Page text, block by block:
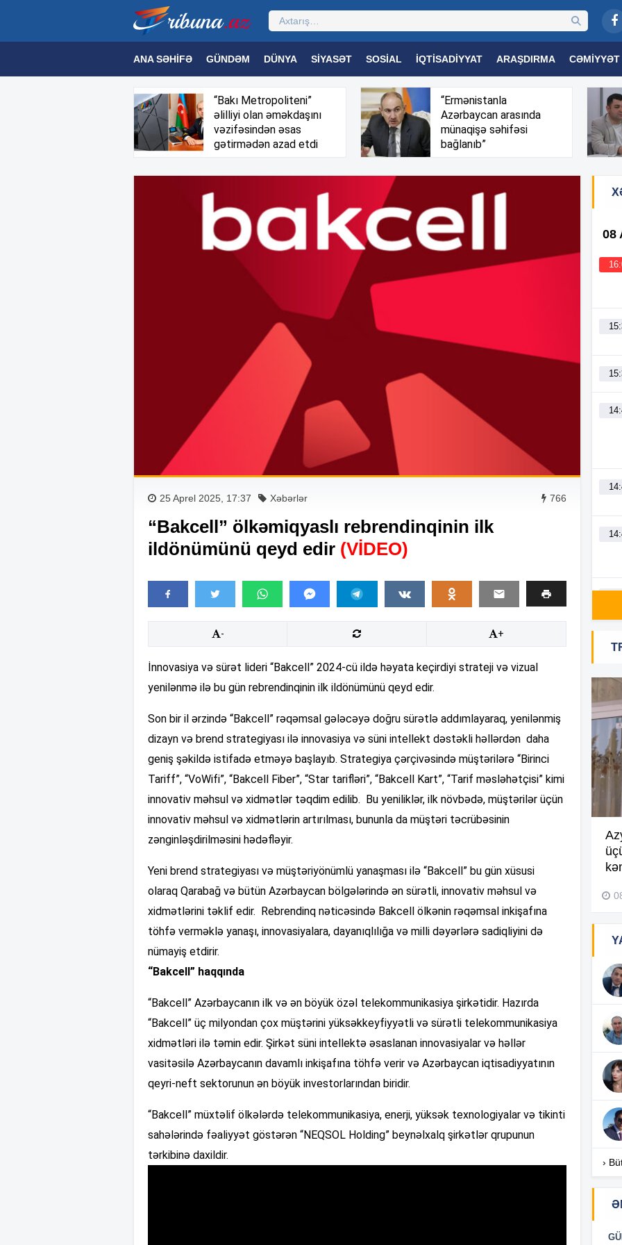
ANA SƏHIFƏ GÜNDƏM DÜNYA SIYASƏT SOSIAL İQTISADIYYAT ARAŞDIRMA CƏMIYYƏT
MƏDƏNIYYƏT MAQAZIN TEXNOLOGIYA TƏHSIL SAĞLAMLIQ MARAQLI
“Bakı Metropoliteni”
əlilliyi olan əməkdaşını
vəzifəsindən əsas
gətirmədən azad etdi
“Ermənistanla
Azərbaycan arasında
münaqişə səhifəsi
bağlanıb”
25 Aprel 2025, 17:37 Xəbərlər 766
“Bakcell” ölkəmiqyaslı rebrendinqinin ilk
ildönümünü qeyd edir (VİDEO)
- +
İnnovasiya və sürət lideri “Bakcell” 2024-cü ildə həyata keçirdiyi strateji və vizual
yenilənmə ilə bu gün rebrendinqinin ilk ildönümünü qeyd edir.
Son bir il ərzində “Bakcell” rəqəmsal gələcəyə doğru sürətlə addımlayaraq, yenilənmiş
dizayn və brend strategiyası ilə innovasiya və süni intellekt dəstəkli həllərdən daha
geniş şəkildə istifadə etməyə başlayıb. Strategiya çərçivəsində müştərilərə “Birinci
Tariff”, “VoWifi”, “Bakcell Fiber”, “Star tarifləri”, “Bakcell Kart”, “Tarif məsləhətçisi” kimi
innovativ məhsul və xidmətlər təqdim edilib. Bu yeniliklər, ilk növbədə, müştərilər üçün
innovativ məhsul və xidmətlərin artırılması, bununla da müştəri təcrübəsinin
zənginləşdirilməsini hədəfləyir.
Yeni brend strategiyası və müştəriyönümlü yanaşması ilə “Bakcell” bu gün xüsusi
olaraq Qarabağ və bütün Azərbaycan bölgələrində ən sürətli, innovativ məhsul və
xidmətlərini təklif edir. Rebrendinq nəticəsində Bakcell ölkənin rəqəmsal inkişafına
töhfə verməklə yanaşı, innovasiyalara, dayanıqlılığa və milli dəyərlərə sadiqliyini də
nümayiş etdirir.
“Bakcell” haqqında
“Bakcell” Azərbaycanın ilk və ən böyük özəl telekommunikasiya şirkətidir. Hazırda
“Bakcell” üç milyondan çox müştərini yüksəkkeyfiyyətli və sürətli telekommunikasiya
xidmətləri ilə təmin edir. Şirkət süni intellektə əsaslanan innovasiyalar və həllər
vasitəsilə Azərbaycanın davamlı inkişafına töhfə verir və Azərbaycan iqtisadiyyatının
qeyri-neft sektorunun ən böyük investorlarından biridir.
“Bakcell” müxtəlif ölkələrdə telekommunikasiya, enerji, yüksək texnologiyalar və tikinti
sahələrində fəaliyyət göstərən “NEQSOL Holding” beynəlxalq şirkətlər qrupunun
tərkibinə daxildir.
08
04 Avqust 2026, 20:48
›